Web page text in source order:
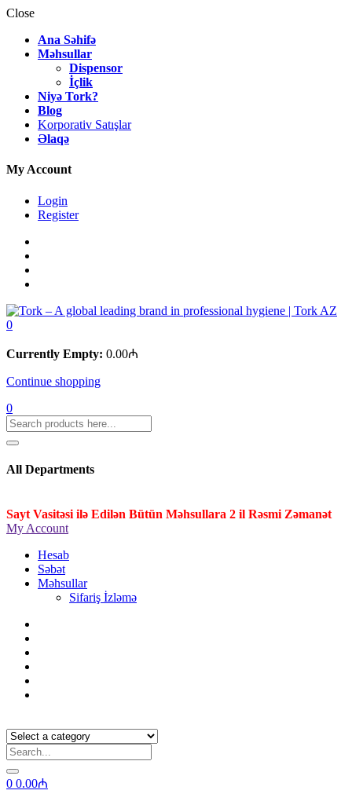
Close
Ana Səhifə
Məhsullar
Dispensor
İçlik
Niyə Tork?
Blog
Korporativ Satışlar
Əlaqə
My Account
Login
Register
0
Currently Empty: 0.00₼
Continue shopping
0
All Departments
Sayt Vasitəsi ilə Edilən Bütün Məhsullara 2 il Rəsmi Zəmanət
My Account
Hesab
Səbət
Məhsullar
Sifariş İzləmə
0 0.00₼